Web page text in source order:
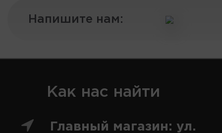
Напишите нам:
Как нас найти
Главный магазин: ул.